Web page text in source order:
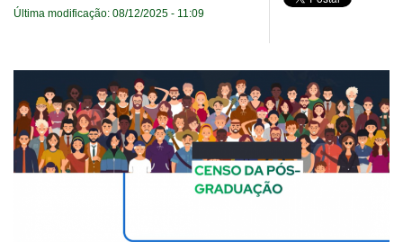
Última modificação: 08/12/2025 - 11:09